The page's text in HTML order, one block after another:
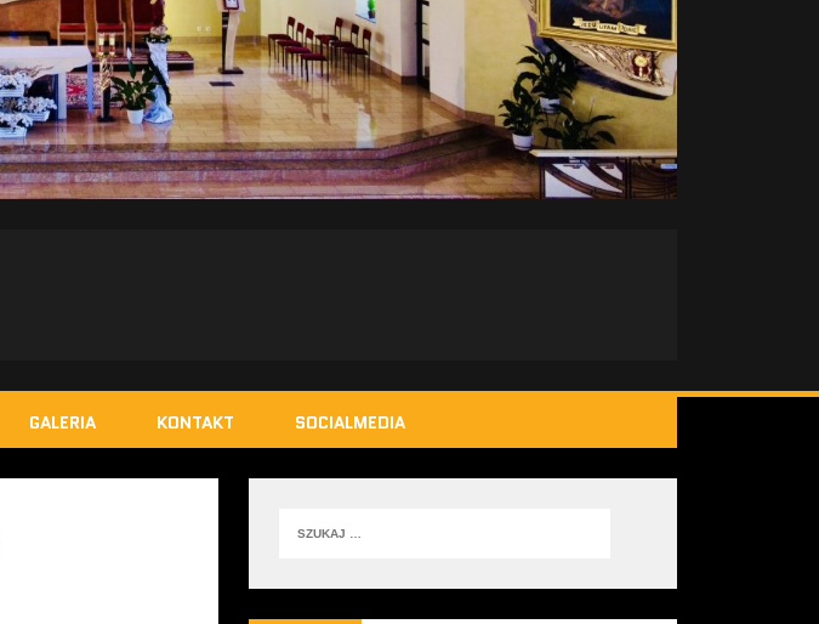
GALERIA KONTAKT SOCIALMEDIA